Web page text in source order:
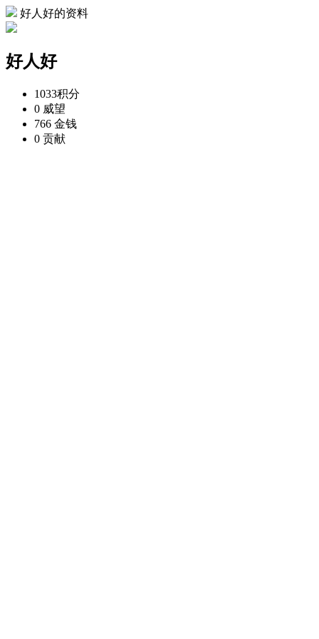
好人好的资料
好人好
1033积分
0 威望
766 金钱
0 贡献